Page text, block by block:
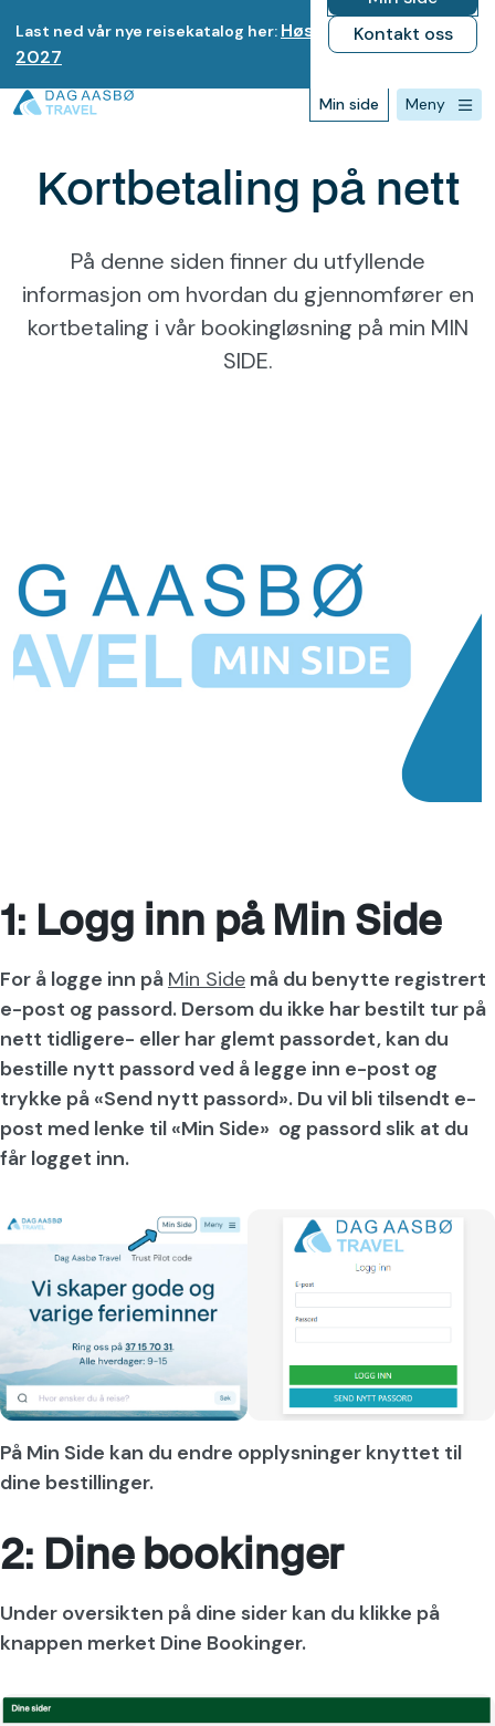
Last ned vår nye reisekatalog her: Høst 2026-Vinter
2027
Kontakt oss
Min side Meny
Forsiden>Kortbetaling på nett
Kortbetaling på nett
På denne siden finner du utfyllende
informasjon om hvordan du gjennomfører en
kortbetaling i vår bookingløsning på min MIN
SIDE.
1: Logg inn på Min Side
For å logge inn på Min Side må du benytte registrert
e-post og passord. Dersom du ikke har bestilt tur på
nett tidligere- eller har glemt passordet, kan du
bestille nytt passord ved å legge inn e-post og
trykke på «Send nytt passord». Du vil bli tilsendt e-
post med lenke til «Min Side» og passord slik at du
får logget inn.
På Min Side kan du endre opplysninger knyttet til
dine bestillinger.
2: Dine bookinger
Under oversikten på dine sider kan du klikke på
knappen merket Dine Bookinger.